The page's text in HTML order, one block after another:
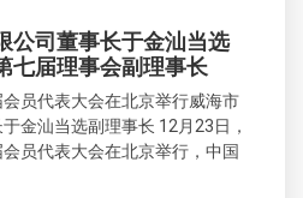
公司董事长于金汕当选
七届理事会副理事长
员代表大会在北京举行威海市
金汕当选副理事长 12月23日，
员代表大会在北京举行，中国